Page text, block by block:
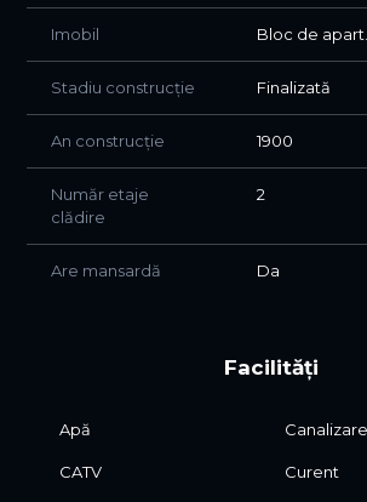
clădire care te poartă în timp.
Pretul este de 120.000 Euro
0770539161 Andrei Mehedintu
Imobil Bloc de apart.
Stadiu construcție Finalizată
An construcție 1900
Număr etaje
clădire
2
Are mansardă Da
Facilități
Apă Canalizare
CATV Curent